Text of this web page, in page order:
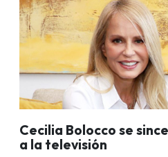
Cecilia Bolocco se
a la televisión